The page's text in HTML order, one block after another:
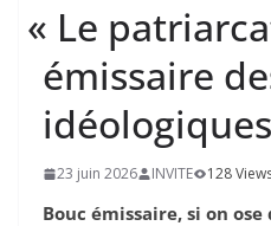
« Le
émissaire
idéologiques
23 juin 2026 INVITE 128
Bouc émissaire, si on